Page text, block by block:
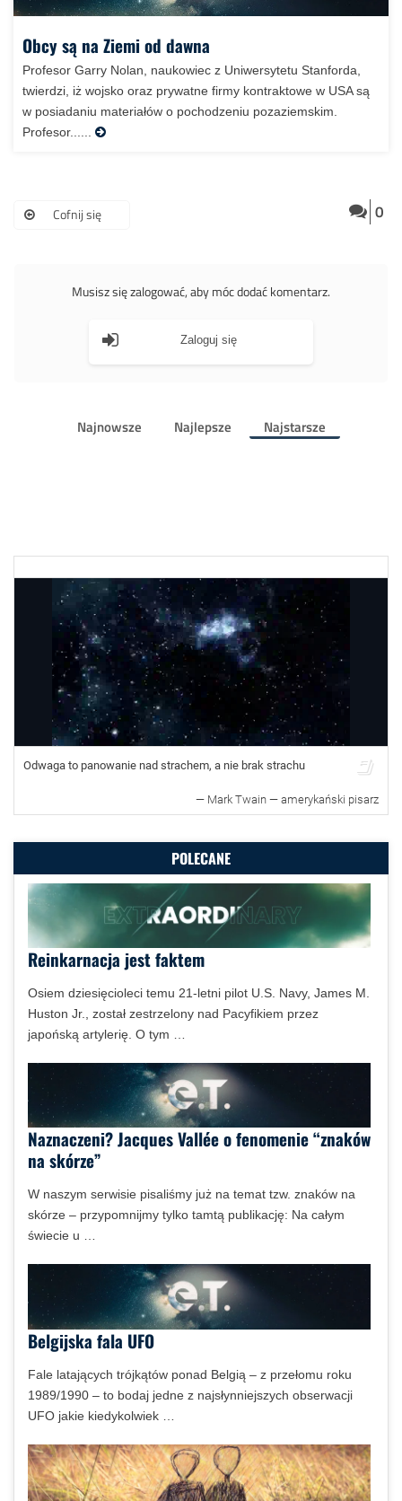
Obcy są na Ziemi od dawna
Profesor Garry Nolan, naukowiec z Uniwersytetu Stanforda,
twierdzi, iż wojsko oraz prywatne firmy kontraktowe w USA są
w posiadaniu materiałów o pochodzeniu pozaziemskim.
Profesor......
Cofnij się 0
Musisz się zalogować, aby móc dodać komentarz.
Zaloguj się
Najnowsze Najlepsze Najstarsze
Odwaga to panowanie nad strachem, a nie brak strachu
— Mark Twain — amerykański pisarz
POLECANE
Reinkarnacja jest faktem
Osiem dziesięcioleci temu 21-letni pilot U.S. Navy, James M.
Huston Jr., został zestrzelony nad Pacyfikiem przez
japońską artylerię. O tym …
Naznaczeni? Jacques Vallée o fenomenie “znaków
na skórze”
W naszym serwisie pisaliśmy już na temat tzw. znaków na
skórze – przypomnijmy tylko tamtą publikację: Na całym
świecie u …
Belgijska fala UFO
Fale latających trójkątów ponad Belgią – z przełomu roku
1989/1990 – to bodaj jedne z najsłynniejszych obserwacji
UFO jakie kiedykolwiek …